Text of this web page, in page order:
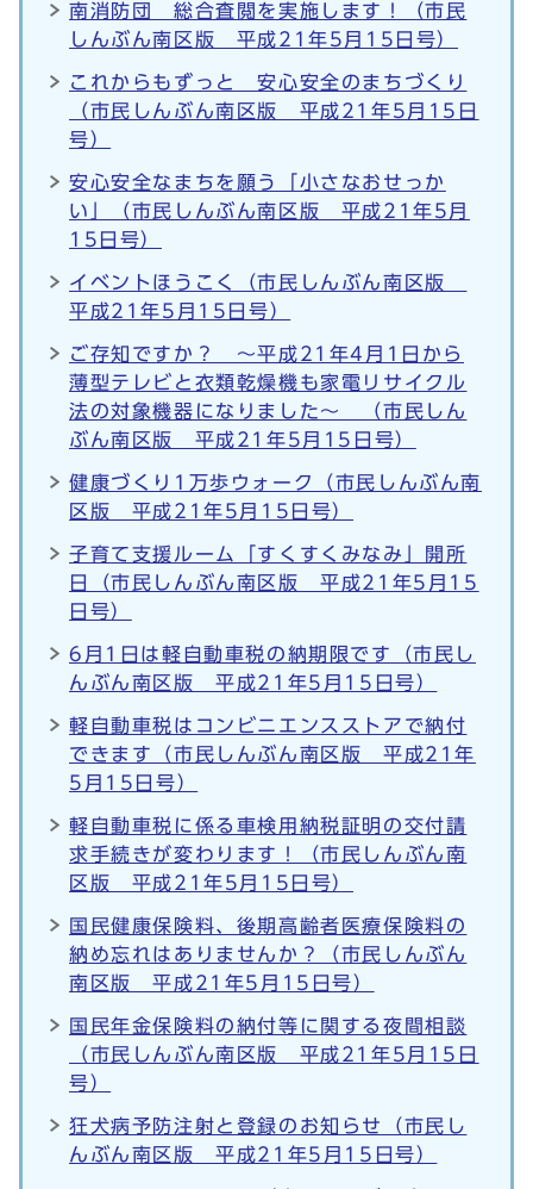
南消防団 総合査閲を実施します！（市民
しんぶん南区版 平成21年5月15日号）
これからもずっと 安心安全のまちづくり
（市民しんぶん南区版 平成21年5月15日
号）
安心安全なまちを願う「小さなおせっか
い」（市民しんぶん南区版 平成21年5月
15日号）
イベントほうこく（市民しんぶん南区版
平成21年5月15日号）
ご存知ですか？ ～平成21年4月1日から
薄型テレビと衣類乾燥機も家電リサイクル
法の対象機器になりました～ （市民しん
ぶん南区版 平成21年5月15日号）
健康づくり1万歩ウォーク（市民しんぶん南
区版 平成21年5月15日号）
子育て支援ルーム「すくすくみなみ」開所
日（市民しんぶん南区版 平成21年5月15
日号）
6月1日は軽自動車税の納期限です（市民し
んぶん南区版 平成21年5月15日号）
軽自動車税はコンビニエンスストアで納付
できます（市民しんぶん南区版 平成21年
5月15日号）
軽自動車税に係る車検用納税証明の交付請
求手続きが変わります！（市民しんぶん南
区版 平成21年5月15日号）
国民健康保険料、後期高齢者医療保険料の
納め忘れはありませんか？（市民しんぶん
南区版 平成21年5月15日号）
国民年金保険料の納付等に関する夜間相談
（市民しんぶん南区版 平成21年5月15日
号）
狂犬病予防注射と登録のお知らせ（市民し
んぶん南区版 平成21年5月15日号）